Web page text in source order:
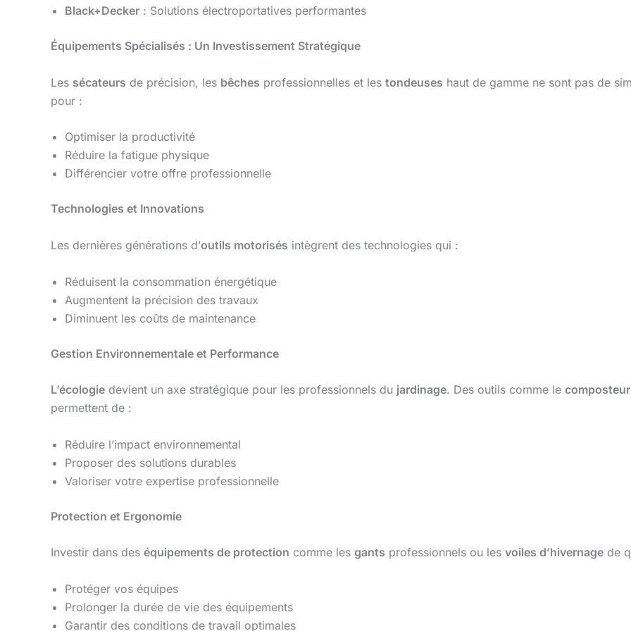
Black+Decker : Solutions électroportatives performantes
Équipements Spécialisés : Un Investissement Stratégique
Les sécateurs de précision, les bêches professionnelles et les tondeuses haut de gamme ne sont pas de
pour :
Optimiser la productivité
Réduire la fatigue physique
Différencier votre offre professionnelle
Technologies et Innovations
Les dernières générations d’outils motorisés intègrent des technologies qui :
Réduisent la consommation énergétique
Augmentent la précision des travaux
Diminuent les coûts de maintenance
Gestion Environnementale et Performance
L’écologie devient un axe stratégique pour les professionnels du jardinage. Des outils comme le composteur
permettent de :
Réduire l’impact environnemental
Proposer des solutions durables
Valoriser votre expertise professionnelle
Protection et Ergonomie
Investir dans des équipements de protection comme les gants professionnels ou les voiles d’hivernage de
Protéger vos équipes
Prolonger la durée de vie des équipements
Garantir des conditions de travail optimales